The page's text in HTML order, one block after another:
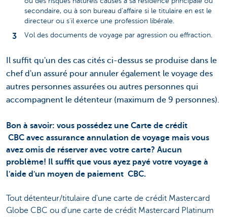
secondaire, ou à son bureau d'affaire si le titulaire en est le
directeur ou s'il exerce une profession libérale.
Vol des documents de voyage par agression ou effraction.
Il suffit qu'un des cas cités ci-dessus se produise dans le
chef d'un assuré pour annuler également le voyage des
autres personnes assurées ou autres personnes qui
accompagnent le détenteur (maximum de 9 personnes).
Bon à savoir: vous possédez une Carte de crédit
CBC avec assurance annulation de voyage mais vous
avez omis de réserver avec votre carte? Aucun
problème! Il suffit que vous ayez payé votre voyage à
l'aide d'un moyen de paiement CBC.
Tout détenteur/titulaire d'une carte de crédit Mastercard
Globe CBC ou d'une carte de crédit Mastercard Platinum